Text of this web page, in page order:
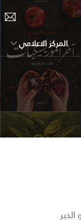
المركز الاعلامي